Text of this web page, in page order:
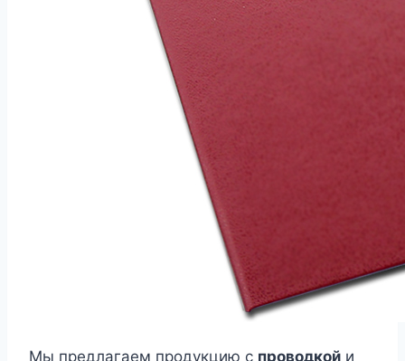
Мы предлагаем продукцию с проводкой и